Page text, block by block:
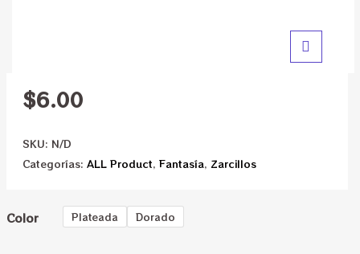
$6.00
SKU: N/D
Categorías: ALL Product, Fantasía, Zarcillos
Color Plateada Dorado